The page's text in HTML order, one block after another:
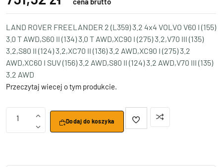
LAND ROVER FREELANDER 2 (L359) 3.2 4x4 VOLVO V60 I (155)
3.0 T AWD,S60 II (134) 3.0 T AWD,XC90 I (275) 3.2,V70 III (135)
3.2,S80 II (124) 3.2,XC70 II (136) 3.2 AWD,XC90 I (275) 3.2
AWD,XC60 I SUV (156) 3.2 AWD,S80 II (124) 3.2 AWD,V70 III (135)
3.2 AWD
Przeczytaj wiecej o tym produkcie.
1 Dodaj do koszyka